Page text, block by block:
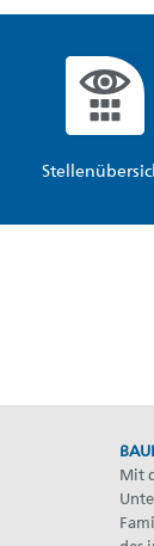
Mit